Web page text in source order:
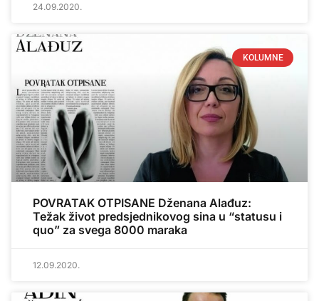
24.09.2020.
KOLUMNE
POVRATAK OTPISANE Dženana Alađuz:
Težak život predsjednikovog sina u “statusu i
quo” za svega 8000 maraka
12.09.2020.